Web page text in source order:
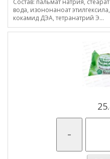
Состав: пальмат натрия,
вода, изононаноат
кокамид ДЭА, тетранатрий Э...
-